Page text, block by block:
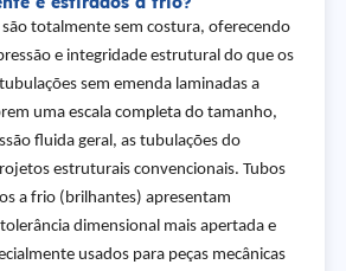
totalmente sem costura, oferecendo
e integridade estrutural do que os
sem emenda laminadas a
uma escala completa do tamanho,
fluida geral, as tubulações do
estruturais convencionais. Tubos
a frio (brilhantes) apresentam
dimensional mais apertada e
usados para peças mecânicas